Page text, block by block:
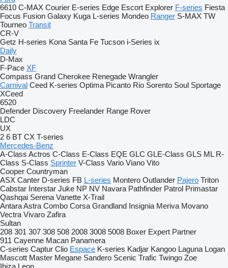
6610 C-MAX Courier E-series Edge Escort Explorer F-series Fiesta
Focus Fusion Galaxy Kuga L-series Mondeo Ranger S-MAX TW
Tourneo Transit
CR-V
Getz H-series Kona Santa Fe Tucson i-Series ix
Daily
D-Max
F-Pace XF
Compass Grand Cherokee Renegade Wrangler
Carnival Ceed K-series Optima Picanto Rio Sorento Soul Sportage
XCeed
6520
Defender Discovery Freelander Range Rover
LDC
UX
2 6 BT CX T-series
Mercedes-Benz
A-Class Actros C-Class E-Class EQE GLC GLE-Class GLS ML R-
Class S-Class Sprinter V-Class Vario Viano Vito
Cooper Countryman
ASX Canter D-series FB L-series Montero Outlander Pajero Triton
Cabstar Interstar Juke NP NV Navara Pathfinder Patrol Primastar
Qashqai Serena Vanette X-Trail
AntaraAstra Combo Corsa Grandland Insignia Meriva Movano
Vectra Vivaro Zafira
Sultan
208 301 307 308 508 2008 3008 5008 Boxer Expert Partner
911 Cayenne Macan Panamera
C-series Captur Clio Espace K-series Kadjar Kangoo Laguna Logan
Mascott Master Megane Sandero Scenic Trafic Twingo Zoe
Ibiza Leon